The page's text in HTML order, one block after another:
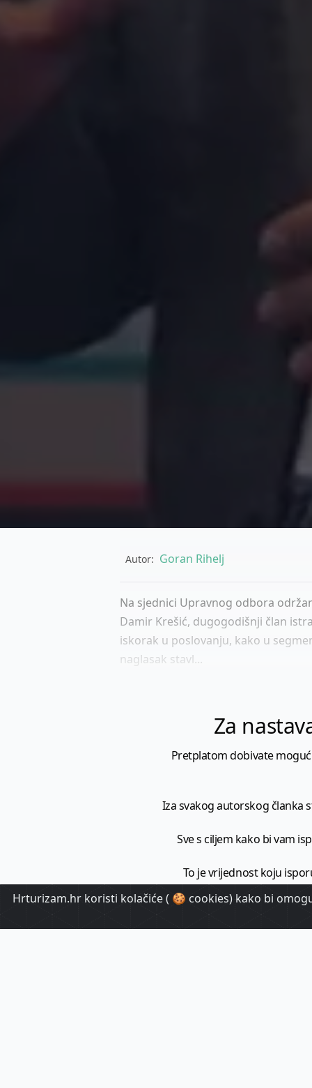
Autor: Goran Rihelj
Na sjednici Upravnog odbora
Damir Krešić, dugogodišnji član
iskorak u poslovanju, kako u
naglasak stavl...
Za
Pretplatom dobivate
Iza svakog autorskog članka
Sve s ciljem kako bi vam
To je vrijednost koju
Hrturizam.hr koristi kolačiće ( 🍪 cookies) kako bi